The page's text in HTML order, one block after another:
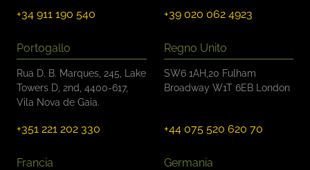
+34 911 190 540 +39 020 062 4923
Portogallo
Rua D. B. Marques, 245, Lake
Towers D, 2nd, 4400-617,
Vila Nova de Gaia.
+351 221 202 330
Regno Unito
SW6 1AH,20 Fulham
Broadway W1T 6EB London
+44 075 520 620 70
Francia Germania